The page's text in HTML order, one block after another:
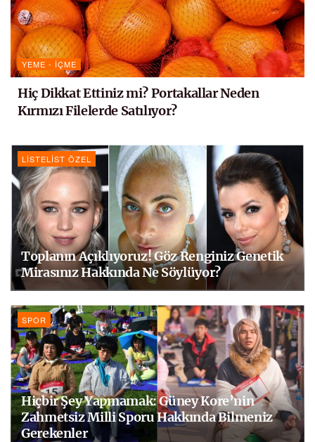
YEME - İÇME
Hiç Dikkat Ettiniz mi? Portakallar Neden
Kırmızı Filelerde Satılıyor?
LISTELIST ÖZEL
Toplanın Açıklıyoruz! Göz Renginiz Genetik
Mirasınız Hakkında Ne Söylüyor?
SPOR
Hiçbir Şey Yapmamak: Güney Kore’nin
Zahmetsiz Milli Sporu Hakkında Bilmeniz
Gerekenler